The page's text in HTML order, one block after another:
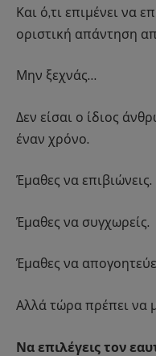
Και ό,τι επιμένει να
οριστική απάντηση
Μην ξεχνάς…
Δεν είσαι ο ίδιος
έναν χρόνο.
Έμαθες να επιβιώνεις.
Έμαθες να συγχωρείς.
Έμαθες να
Αλλά τώρα πρέπει να
Να επιλέγεις τον